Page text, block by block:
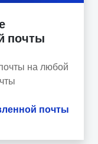
почты
на любой
почты